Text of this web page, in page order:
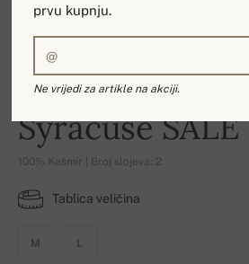
-21%
Syracuse SALE
100% Kašmir | Broj slojeva: 2
Tablica veličina
M L
prvu kupnju.
Ne vrijedi za artikle na akciji.